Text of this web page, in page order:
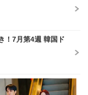
！7月第4週 韓国ド